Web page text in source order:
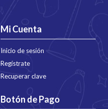
Mi Cuenta
Inicio de sesión
Regístrate
Recuperar clave
Botón de Pago